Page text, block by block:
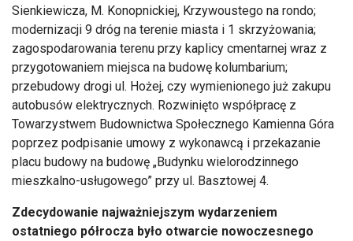
Sienkiewicza, M. Konopnickiej, Krzywoustego na rondo;
modernizacji 9 dróg na terenie miasta i 1 skrzyżowania;
zagospodarowania terenu przy kaplicy cmentarnej wraz z
przygotowaniem miejsca na budowę kolumbarium;
przebudowy drogi ul. Hożej, czy wymienionego już zakupu
autobusów elektrycznych. Rozwinięto współpracę z
Towarzystwem Budownictwa Społecznego Kamienna Góra
poprzez podpisanie umowy z wykonawcą i przekazanie
placu budowy na budowę „Budynku wielorodzinnego
mieszkalno-usługowego” przy ul. Basztowej 4.
Zdecydowanie najważniejszym wydarzeniem
ostatniego półrocza było otwarcie nowoczesnego